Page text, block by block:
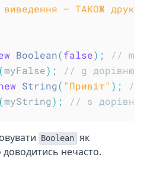
– ТАКОЖ
Boolean(false) ;
//
(myFalse) ;
// g
String( "Привіт" ) ;
//
(myString) ; // s
Boolean як
нечасто.